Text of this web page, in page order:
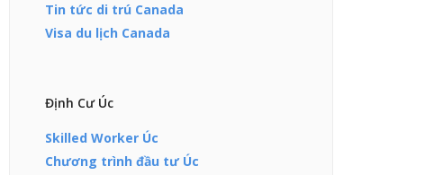
Tin tức di trú Canada
Visa du lịch Canada
Định Cư Úc
Skilled Worker Úc
Chương trình đầu tư Úc